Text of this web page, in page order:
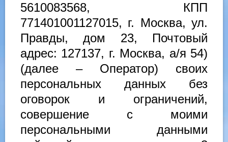
5610083568, КПП
771401001127015, г. Москва, ул.
Правды, дом 23, Почтовый
адрес: 127137, г. Москва, а/я 54)
(далее – Оператор) своих
персональных данных без
оговорок и ограничений,
совершение с моими
персональными данными